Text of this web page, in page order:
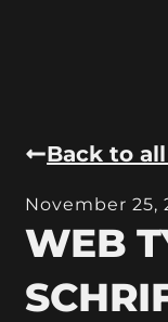
Back to
November 25,
WEB